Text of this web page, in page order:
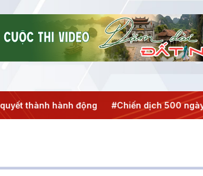
hành động #Chiến dịch 500 ngày đêm